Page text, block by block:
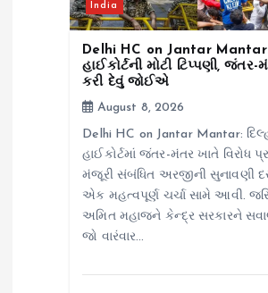
India
Delhi HC on Jantar Mantar:
હાઈકોર્ટની મોટી ટિપ્પણી,
કરી દેવું જોઈએ
August 8, 2026
Delhi HC on Jantar Mantar:
હાઈકોર્ટમાં જંતર-મંતર ખાતે વિરોધ
મંજૂરી સંબંધિત અરજીની સુનાવણી
એક મહત્વપૂર્ણ ચર્ચા સામે આવી.
અમિત મહાજને કેન્દ્ર સરકારને
જો વારંવાર…